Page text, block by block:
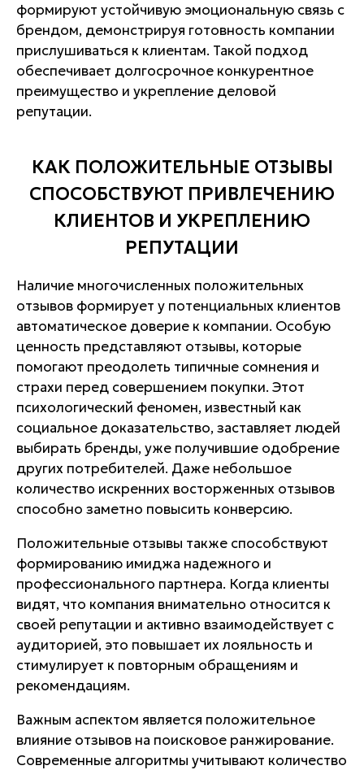
формируют устойчивую эмоциональную связь с
брендом, демонстрируя готовность компании
прислушиваться к клиентам. Такой подход
обеспечивает долгосрочное конкурентное
преимущество и укрепление деловой
репутации.
КАК ПОЛОЖИТЕЛЬНЫЕ ОТЗЫВЫ
СПОСОБСТВУЮТ ПРИВЛЕЧЕНИЮ
КЛИЕНТОВ И УКРЕПЛЕНИЮ
РЕПУТАЦИИ
Наличие многочисленных положительных
отзывов формирует у потенциальных клиентов
автоматическое доверие к компании. Особую
ценность представляют отзывы, которые
помогают преодолеть типичные сомнения и
страхи перед совершением покупки. Этот
психологический феномен, известный как
социальное доказательство, заставляет людей
выбирать бренды, уже получившие одобрение
других потребителей. Даже небольшое
количество искренних восторженных отзывов
способно заметно повысить конверсию.
Положительные отзывы также способствуют
формированию имиджа надежного и
профессионального партнера. Когда клиенты
видят, что компания внимательно относится к
своей репутации и активно взаимодействует с
аудиторией, это повышает их лояльность и
стимулирует к повторным обращениям и
рекомендациям.
Важным аспектом является положительное
влияние отзывов на поисковое ранжирование.
Современные алгоритмы учитывают количество